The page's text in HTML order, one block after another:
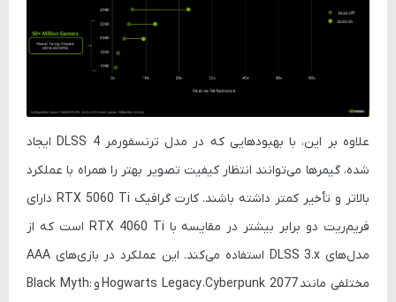
علاوه بر این، با بهبودهایی که در مدل ترنسفورمر DLSS 4 ایجاد
شده، گیمرها می‌توانند انتظار کیفیت تصویر بهتر را همراه با عملکرد
بالاتر و تأخیر کمتر داشته باشند. کارت گرافیک RTX 5060 Ti دارای
فریم‌ریت دو برابر بیشتر در مقایسه با RTX 4060 Ti است که از
مدل‌های DLSS 3.x استفاده می‌کند. این عملکرد در بازی‌های AAA
مختلفی مانند
Hogwarts Legacy،Cyberpunk 2077 و Black Myth: